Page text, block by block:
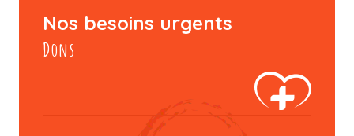
Nos besoins urgents
Dons